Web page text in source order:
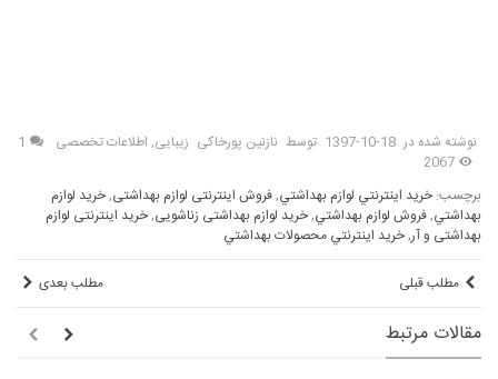
نوشته شده در 1397-10-18 توسط نازنین پورخاکی زیبایی, اطلاعات تخصصی
1
2067
برچسب: خريد اينترنتي لوازم بهداشتي,فروش اینترنتی لوازم بهداشتی,خريد لوازم
بهداشتي,فروش لوازم بهداشتي,خرید لوازم بهداشتی زناشویی,خرید اینترنتی لوازم
بهداشتی و آر,خريد اينترنتي محصولات بهداشتي
مطلب قبلی مطلب بعدی
مقالات مرتبط